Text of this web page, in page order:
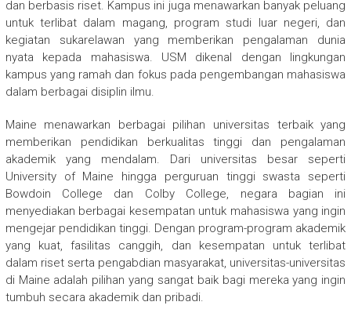
dan berbasis riset. Kampus ini juga menawarkan banyak peluang
untuk terlibat dalam magang, program studi luar negeri, dan
kegiatan sukarelawan yang memberikan pengalaman dunia
nyata kepada mahasiswa. USM dikenal dengan lingkungan
kampus yang ramah dan fokus pada pengembangan mahasiswa
dalam berbagai disiplin ilmu.
Maine menawarkan berbagai pilihan universitas terbaik yang
memberikan pendidikan berkualitas tinggi dan pengalaman
akademik yang mendalam. Dari universitas besar seperti
University of Maine hingga perguruan tinggi swasta seperti
Bowdoin College dan Colby College, negara bagian ini
menyediakan berbagai kesempatan untuk mahasiswa yang ingin
mengejar pendidikan tinggi. Dengan program-program akademik
yang kuat, fasilitas canggih, dan kesempatan untuk terlibat
dalam riset serta pengabdian masyarakat, universitas-universitas
di Maine adalah pilihan yang sangat baik bagi mereka yang ingin
tumbuh secara akademik dan pribadi.